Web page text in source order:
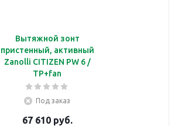
Вытяжной зонт
пристенный, активный
Zanolli CITIZEN PW 6 /
TP+fan
Под заказ
67 610 руб.